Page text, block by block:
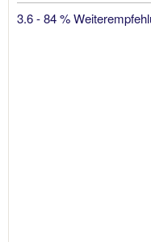
3.6 - 84 %